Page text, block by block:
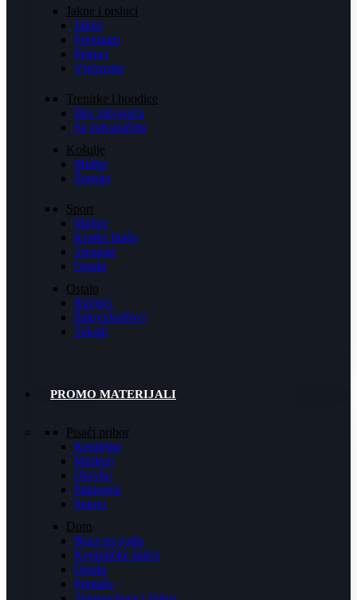
Jakne i prsluci
Jakne
Premium
Prsluci
Vjetrovke
Trenirke i hoodice
Bez zatvarača
Sa zatvaračem
Košulje
Muške
Ženske
Sport
Majice
Kratke hlače
Trenirke
Ostalo
Ostalo
Ručnici
Šalovi/buffovi
Tekstil
PROMO MATERIJALI
Pisaći pribor
Kemijske
Markeri
Olovke
Pakiranja
Setovi
Dom
Boce za vodu
Keramičke šalice
Ostalo
Pregače